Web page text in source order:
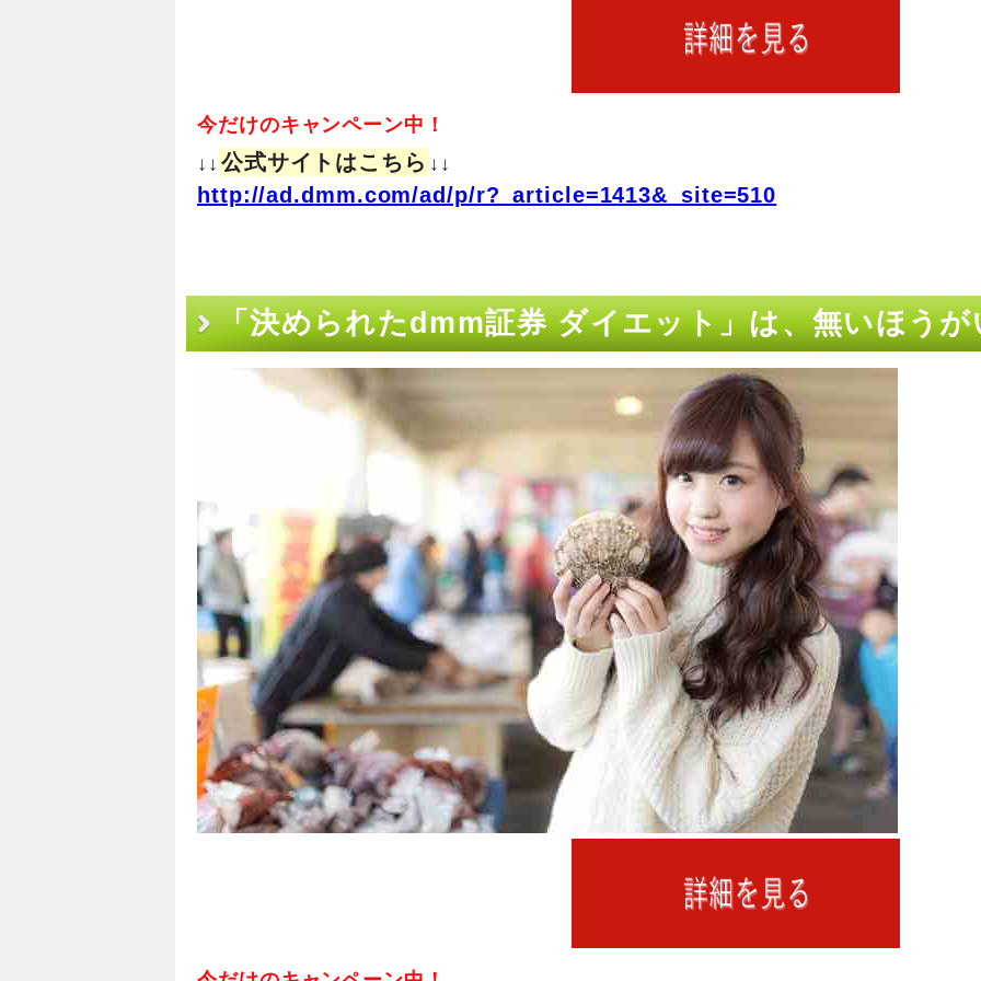
今だけのキャンペーン中！
↓↓ 公式サイトはこちら ↓↓
http://ad.dmm.com/ad/p/r?_article=1413&_site=510
「決められたdmm証券 ダイエット」は、無いほうが